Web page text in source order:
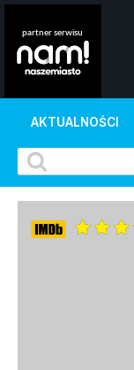
AKTUALNOŚCI